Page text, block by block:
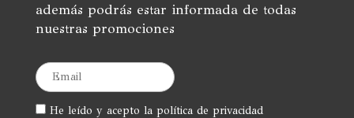
además podrás estar informada de todas
nuestras promociones
He leído y acepto la política de privacidad